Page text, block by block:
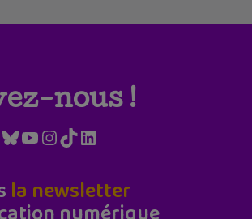
nous !
Bluesky
YouTube
Instagram
TikTokLinkedIn
la newsletter